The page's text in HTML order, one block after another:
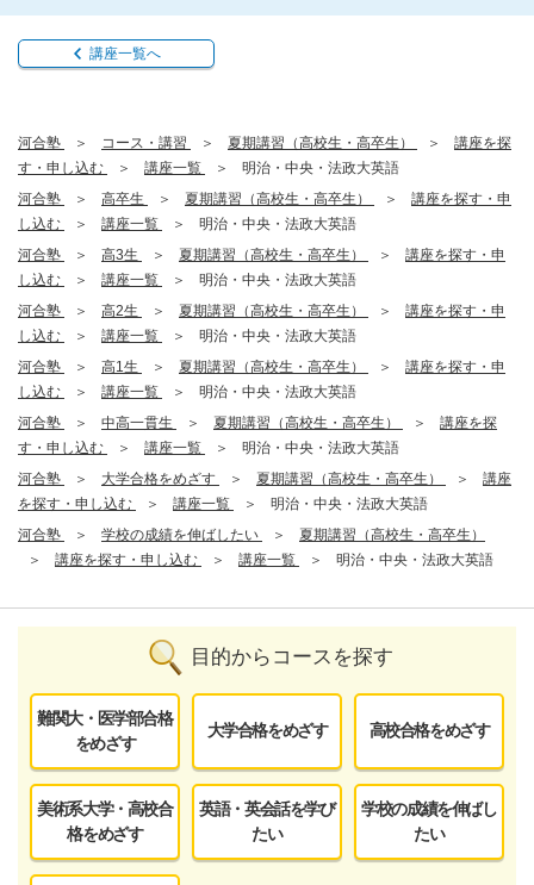
講座一覧へ
河合塾 コース・講習 夏期講習（高校生・高卒生）
講座を探
す・申し込む
講座一覧
明治・中央・法政大英語
河合塾
高卒生 夏期講習（高校生・高卒生）
講座を探す・申
し込む
講座一覧
明治・中央・法政大英語
河合塾
高3生 夏期講習（高校生・高卒生）
講座を探す・申
し込む
講座一覧
明治・中央・法政大英語
河合塾
高2生 夏期講習（高校生・高卒生）
講座を探す・申
し込む
講座一覧
明治・中央・法政大英語
河合塾
高1生 夏期講習（高校生・高卒生）
講座を探す・申
し込む
講座一覧
明治・中央・法政大英語
河合塾
中高一貫生 夏期講習（高校生・高卒生）
講座を探
す・申し込む
講座一覧
明治・中央・法政大英語
河合塾
大学合格をめざす 夏期講習（高校生・高卒生）
講座
を探す・申し込む
講座一覧
明治・中央・法政大英語
河合塾
学校の成績を伸ばしたい
夏期講習（高校生・高卒生）
講座を探す・申し込む
講座一覧 明治・中央・法政大英語
目的からコースを探す
難関大・医学部合格
をめざす
大学合格をめざす 高校合格をめざす
美術系大学・高校合
格をめざす
英語・英会話を学び
たい
学校の成績を伸ばし
たい